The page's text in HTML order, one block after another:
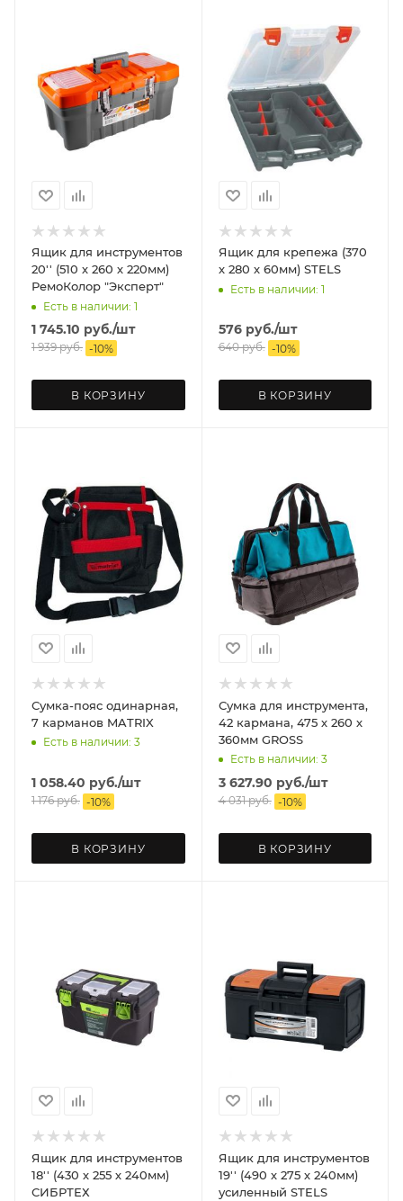
Ящик для инструментов
20'' (510 х 260 х 220мм)
РемоКолор "Эксперт"
Есть в наличии: 1
1 745.10 руб./шт
1 939руб. -10%
В КОРЗИНУ
Ящик для крепежа (370
х 280 х 60мм) STELS
Есть в наличии: 1
576руб./шт
640руб. -10%
В КОРЗИНУ
Сумка-пояс одинарная,
7 карманов MATRIX
Есть в наличии: 3
1 058.40 руб./шт
1 176руб. -10%
В КОРЗИНУ
Сумка для инструмента,
42 кармана, 475 х 260 х
360мм GROSS
Есть в наличии: 3
3 627.90 руб./шт
4 031руб. -10%
В КОРЗИНУ
Ящик для инструментов
18'' (430 х 255 х 240мм)
СИБРТЕХ
Ящик для инструментов
19'' (490 х 275 х 240мм)
усиленный STELS